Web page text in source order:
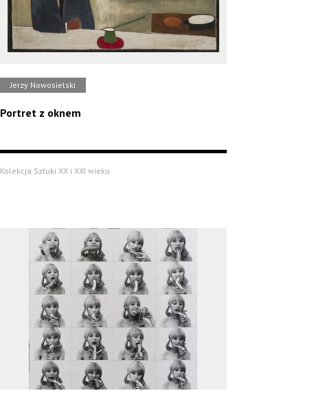
Jerzy Nowosielski
Portret z oknem
Kolekcja Sztuki XX i XXI wieku